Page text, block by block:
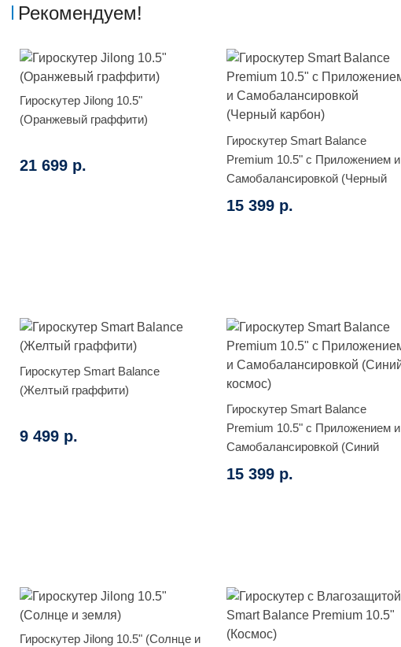
Рекомендуем!
Гироскутер Jilong 10.5"
(Оранжевый граффити)
21 699 р.
Гироскутер Smart Balance
Premium 10.5" с Приложением и
Самобалансировкой (Черный
карбон)
15 399 р.
Гироскутер Smart Balance
(Желтый граффити)
9 499 р.
Гироскутер Smart Balance
Premium 10.5" с Приложением и
Самобалансировкой (Синий
космос)
15 399 р.
Гироскутер Jilong 10.5" (Солнце и